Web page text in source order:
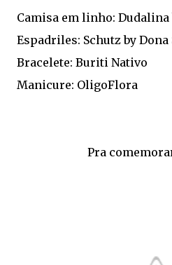
Camisa em linho: Dudalina
Espadriles: Schutz by Dona
Bracelete: Buriti Nativo
Manicure: OligoFlora
Pra